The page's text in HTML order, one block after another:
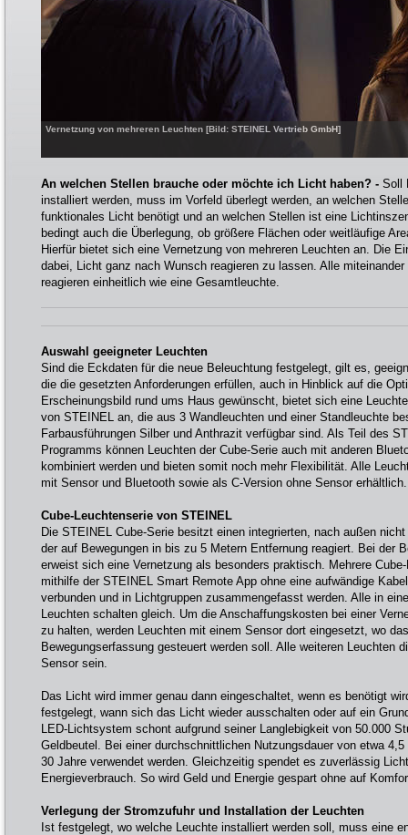
Vernetzung von mehreren Leuchten [Bild: STEINEL Vertrieb GmbH]
An welchen Stellen brauche oder möchte ich Licht haben? - Soll
installiert werden, muss im Vorfeld überlegt werden, an welchen
funktionales Licht benötigt und an welchen Stellen ist eine
bedingt auch die Überlegung, ob größere Flächen oder weitläufige
Hierfür bietet sich eine Vernetzung von mehreren Leuchten an. Die
dabei, Licht ganz nach Wunsch reagieren zu lassen. Alle
reagieren einheitlich wie eine Gesamtleuchte.
Auswahl geeigneter Leuchten
Sind die Eckdaten für die neue Beleuchtung festgelegt, gilt es,
die die gesetzten Anforderungen erfüllen, auch in Hinblick auf die
Erscheinungsbild rund ums Haus gewünscht, bietet sich eine
von STEINEL an, die aus 3 Wandleuchten und einer Standleuchte
Farbausführungen Silber und Anthrazit verfügbar sind. Als Teil des
Programms können Leuchten der Cube-Serie auch mit anderen
kombiniert werden und bieten somit noch mehr Flexibilität. Alle
mit Sensor und Bluetooth sowie als C-Version ohne Sensor erhältlich.
Cube-Leuchtenserie von STEINEL
Die STEINEL Cube-Serie besitzt einen integrierten, nach außen
der auf Bewegungen in bis zu 5 Metern Entfernung reagiert. Bei der
erweist sich eine Vernetzung als besonders praktisch. Mehrere
mithilfe der STEINEL Smart Remote App ohne eine aufwändige
verbunden und in Lichtgruppen zusammengefasst werden. Alle in
Leuchten schalten gleich. Um die Anschaffungskosten bei einer
zu halten, werden Leuchten mit einem Sensor dort eingesetzt, wo
Bewegungserfassung gesteuert werden soll. Alle weiteren Leuchten
Sensor sein.
Das Licht wird immer genau dann eingeschaltet, wenn es benötigt
festgelegt, wann sich das Licht wieder ausschalten oder auf ein
LED-Lichtsystem schont aufgrund seiner Langlebigkeit von 50.000
Geldbeutel. Bei einer durchschnittlichen Nutzungsdauer von etwa
30 Jahre verwendet werden. Gleichzeitig spendet es zuverlässig
Energieverbrauch. So wird Geld und Energie gespart ohne auf
Verlegung der Stromzufuhr und Installation der Leuchten
Ist festgelegt, wo welche Leuchte installiert werden soll, muss eine